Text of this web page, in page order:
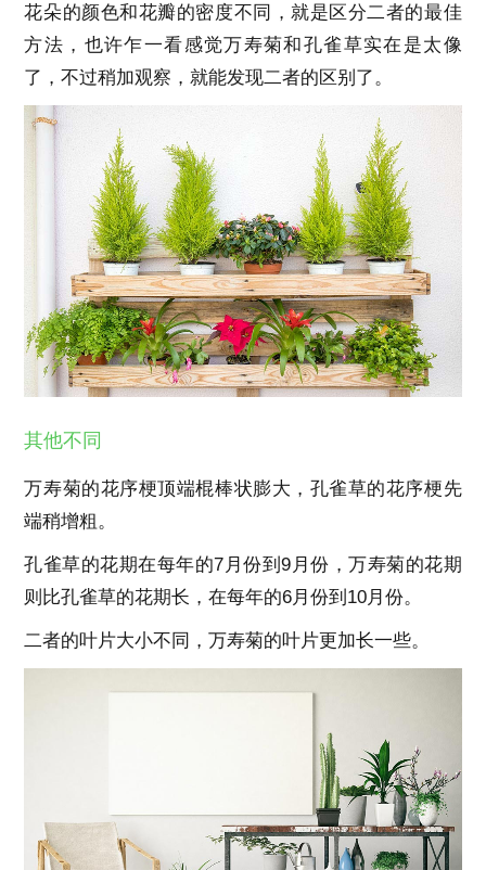
花朵的颜色和花瓣的密度不同，就是区分二者的最佳
方法，也许乍一看感觉万寿菊和孔雀草实在是太像
了，不过稍加观察，就能发现二者的区别了。
其他不同
万寿菊的花序梗顶端棍棒状膨大，孔雀草的花序梗先
端稍增粗。
孔雀草的花期在每年的7月份到9月份，万寿菊的花期
则比孔雀草的花期长，在每年的6月份到10月份。
二者的叶片大小不同，万寿菊的叶片更加长一些。